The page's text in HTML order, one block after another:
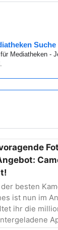
der besten
ist nun im
ihr die